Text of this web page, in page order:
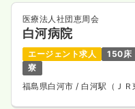
医療法人社団恵周会
白河病院
エージェント求人 150床
寮
福島県白河市 / 白河駅（Ｊ